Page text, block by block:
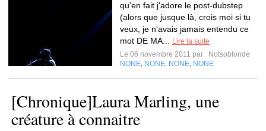
qu'en fait j'adore le post-dubstep
(alors que jusque là, crois moi si tu
veux, je n'avais jamais entendu ce
mot DE MA...
Lire la suite
Le 06 novembre 2011 par
Notsoblonde
NONE NONE NONE NONE
[Chronique]Laura Marling, une
créature à connaitre